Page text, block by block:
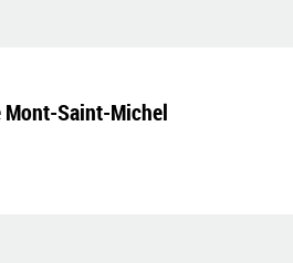
Mont-Saint-Michel